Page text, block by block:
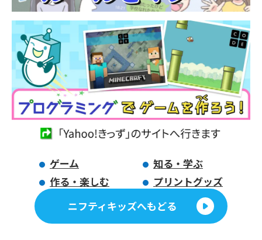
ゲーム
知る・学ぶ
作る・楽しむ
プリントグッズ
ニフティキッズへもどる